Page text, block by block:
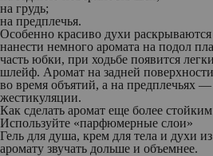
на грудь;
на предплечья.
Особенно красиво духи
нанести немного аромата на подол
часть юбки, при ходьбе появится
шлейф. Аромат на задней
во время объятий, а на предплечьях
жестикуляции.
Как сделать аромат еще более стойким
Используйте «парфюмерные слои»
Гель для душа, крем для тела и духи
аромату звучать дольше и объемнее.